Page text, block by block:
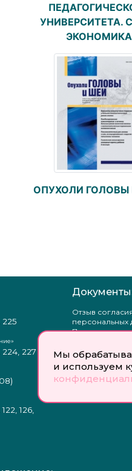
Мы
и используем
УНИВЕРСИТЕТА.
ЭКОНОМИКА
ОПУХОЛИ ГОЛОВЫ
225
224, 227
126,
Отзыв
персональных
Политика
Положение о
персональных